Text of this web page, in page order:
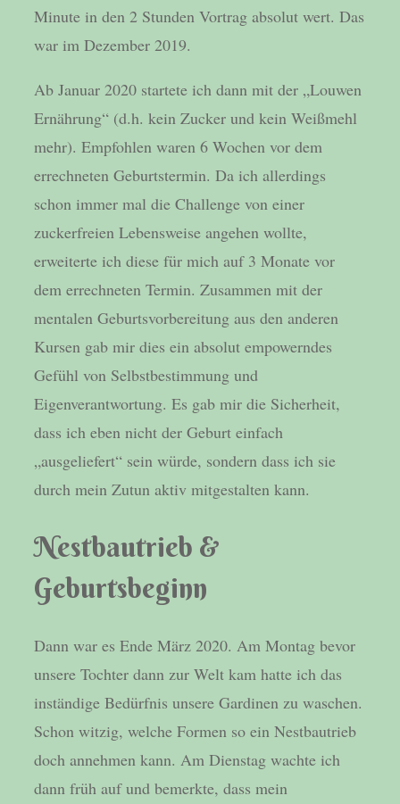
Minute in den 2 Stunden Vortrag absolut wert. Das
war im Dezember 2019.
Ab Januar 2020 startete ich dann mit der „Louwen
Ernährung“ (d.h. kein Zucker und kein Weißmehl
mehr). Empfohlen waren 6 Wochen vor dem
errechneten Geburtstermin. Da ich allerdings
schon immer mal die Challenge von einer
zuckerfreien Lebensweise angehen wollte,
erweiterte ich diese für mich auf 3 Monate vor
dem errechneten Termin. Zusammen mit der
mentalen Geburtsvorbereitung aus den anderen
Kursen gab mir dies ein absolut empowerndes
Gefühl von Selbstbestimmung und
Eigenverantwortung. Es gab mir die Sicherheit,
dass ich eben nicht der Geburt einfach
„ausgeliefert“ sein würde, sondern dass ich sie
durch mein Zutun aktiv mitgestalten kann.
Nestbautrieb &
Geburtsbeginn
Dann war es Ende März 2020. Am Montag bevor
unsere Tochter dann zur Welt kam hatte ich das
inständige Bedürfnis unsere Gardinen zu waschen.
Schon witzig, welche Formen so ein Nestbautrieb
doch annehmen kann. Am Dienstag wachte ich
dann früh auf und bemerkte, dass mein